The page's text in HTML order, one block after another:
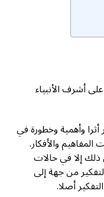
أشرف الأنبياء
وأهمية وخطورة في
والأفكار.
ذلك إلا في حالات
من جهة إلى
أصلا.